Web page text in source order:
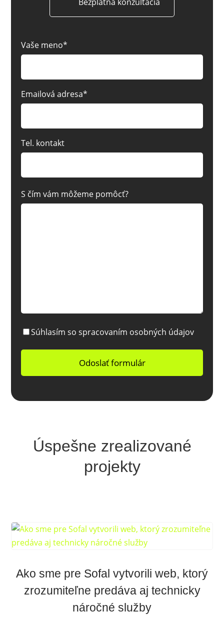
Vaše meno*
Emailová adresa*
Tel. kontakt
S čím vám môžeme pomôcť?
Súhlasím so spracovaním osobných údajov
Úspešne zrealizované
projekty
Ako sme pre Sofal vytvorili web, ktorý
zrozumiteľne predáva aj technicky
náročné služby